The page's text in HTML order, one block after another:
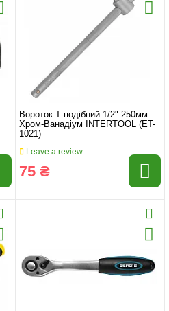
Вороток Т-подібний 1/2" 250мм
Хром-Ванадіум INTERTOOL (ET-
1021)
Leave a review
75 ₴